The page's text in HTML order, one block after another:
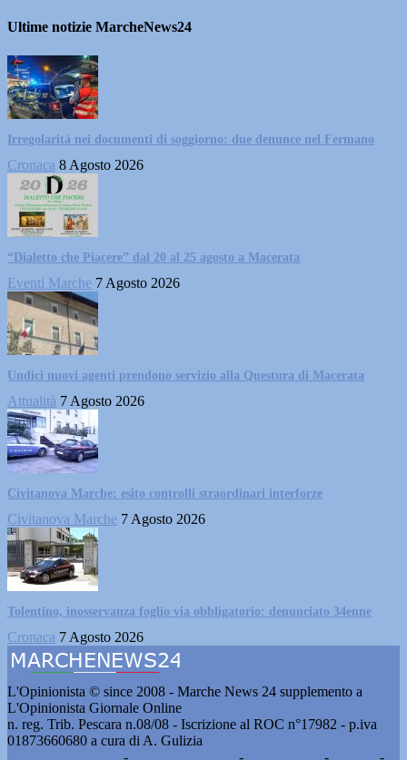
Ultime notizie MarcheNews24
Irregolarità nei documenti di soggiorno: due denunce nel Fermano
Cronaca 8 Agosto 2026
“Dialetto che Piacere” dal 20 al 25 agosto a Macerata
Eventi Marche 7 Agosto 2026
Undici nuovi agenti prendono servizio alla Questura di Macerata
Attualità 7 Agosto 2026
Civitanova Marche: esito controlli straordinari interforze
Civitanova Marche 7 Agosto 2026
Tolentino, inosservanza foglio via obbligatorio: denunciato 34enne
Cronaca 7 Agosto 2026
L'Opinionista © since 2008 - Marche News 24 supplemento a
L'Opinionista Giornale Online
n. reg. Trib. Pescara n.08/08 - Iscrizione al ROC n°17982 - p.iva
01873660680 a cura di A. Gulizia
- - -
-